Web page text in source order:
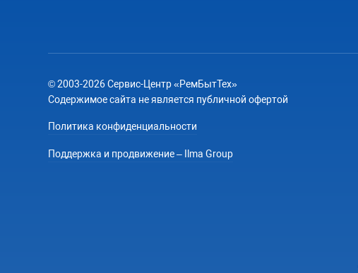
© 2003-2026 Сервис-Центр «РемБытТех»
Содержимое сайта не является публичной офертой
Политика конфиденциальности
Поддержка и продвижение – Ilma Group